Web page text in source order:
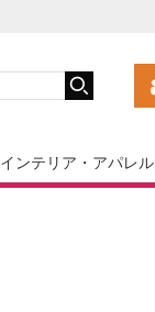
インテリア・アパレル